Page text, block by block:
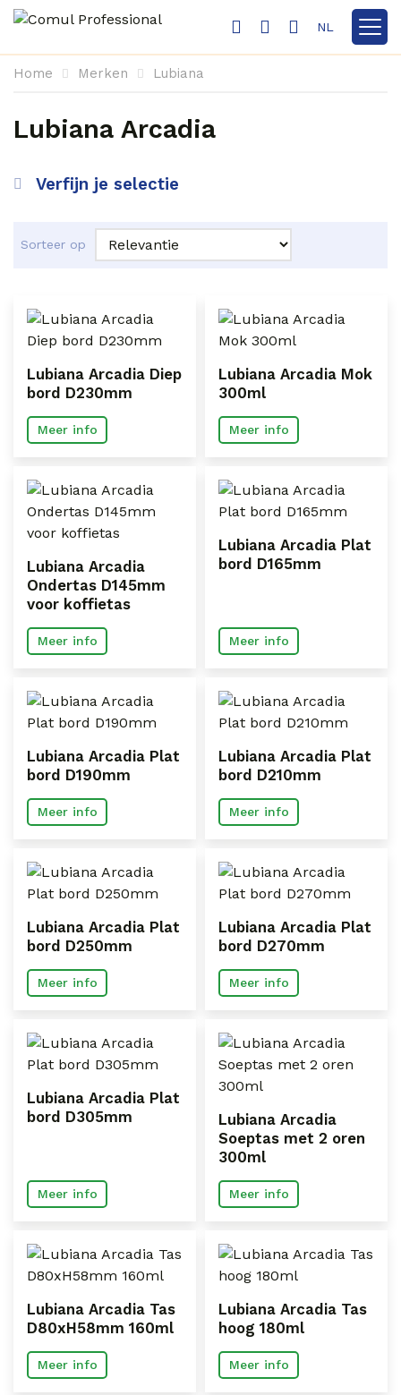
NL
Toon
Home Merken Lubiana
Lubiana Arcadia
Verfijn je selectie
Sorteer op
Lubiana Arcadia Diep
bord D230mm
Meer info
Lubiana Arcadia Mok
300ml
Meer info
Lubiana Arcadia
Ondertas D145mm
voor koffietas
Meer info
Lubiana Arcadia Plat
bord D165mm
Meer info
Lubiana Arcadia Plat
bord D190mm
Meer info
Lubiana Arcadia Plat
bord D210mm
Meer info
Lubiana Arcadia Plat
bord D250mm
Meer info
Lubiana Arcadia Plat
bord D270mm
Meer info
Lubiana Arcadia Plat
bord D305mm
Meer info
Lubiana Arcadia
Soeptas met 2 oren
300ml
Meer info
Lubiana Arcadia Tas
D80xH58mm 160ml
Meer info
Lubiana Arcadia Tas
hoog 180ml
Meer info